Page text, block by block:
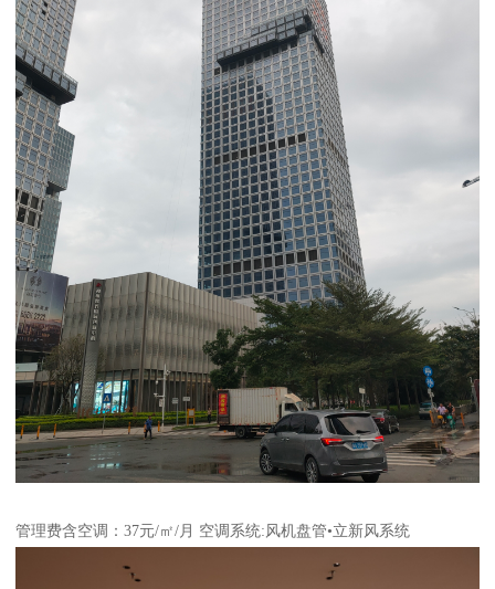
管理费含空调：37元/㎡/月 空调系统:风机盘管•立新风系统